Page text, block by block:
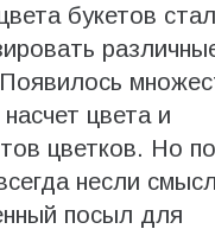
букетов
цвета и
цветков. Но
несли
посыл для